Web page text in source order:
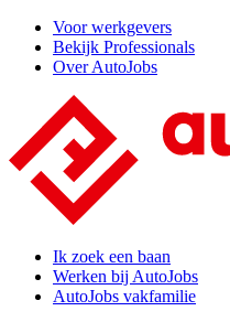
Voor werkgevers
Bekijk Professionals
Over AutoJobs
Ik zoek een baan
Werken bij AutoJobs
AutoJobs vakfamilie